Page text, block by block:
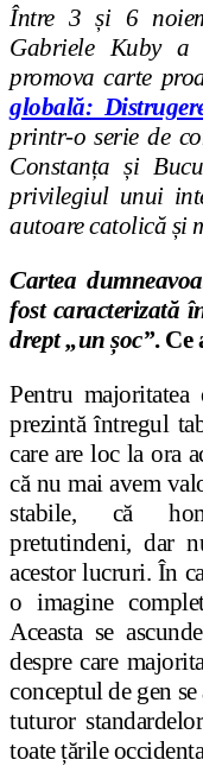
Între 3 și 6
Gabriele Kuby
promova carte
globală:
printr-o serie de
Constanța și
privilegiul unui
autoare catolică și
Cartea
fost caracterizată
drept „un șoc”. Ce
Pentru majoritatea
prezintă întregul
care are loc la ora
că nu mai avem
stabile, că
pretutindeni, dar
acestor lucruri. În
o imagine
Aceasta se
despre care
conceptul de gen
tuturor
toate țările